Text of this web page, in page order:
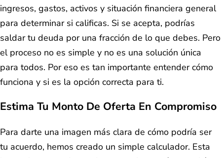
ingresos, gastos, activos y situación financiera general
para determinar si calificas. Si se acepta, podrías
saldar tu deuda por una fracción de lo que debes. Pero
el proceso no es simple y no es una solución única
para todos. Por eso es tan importante entender cómo
funciona y si es la opción correcta para ti.
Estima Tu Monto De Oferta En Compromiso
Para darte una imagen más clara de cómo podría ser
tu acuerdo, hemos creado un simple calculador. Esta